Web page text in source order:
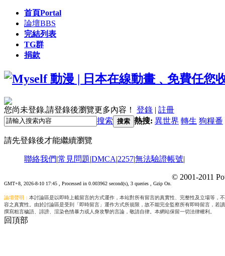
首頁Portal
論壇BBS
完結列表
TG群
捐款
您尚未登錄,請登錄後瀏覽更多內容！ 登錄 | 註冊
搜索 搜索 熱搜: 異世界 轉生 狗糧番
請先登錄後才能繼續瀏覽
聯絡我們|常見問題|DMCA|2257|無法驗證帳號|
GMT+8, 2026-8-10 17:45 , Processed in 0.003962 second(s), 3 queries , Gzip On.
© 2001-2011
論壇聲明： 本討論區是以即時上載留言的方式運作，本站對所有留言的真實性、完整性及立場等
容之真實性。由於討論區是受到「即時留言」運作方式所規限，故不能完全監察所有即時留言，
撰寫粗言穢語、誹謗、渲染色情暴力或人身攻擊的言論，敬請自律。本網站保留一切法律權利。
回頂部